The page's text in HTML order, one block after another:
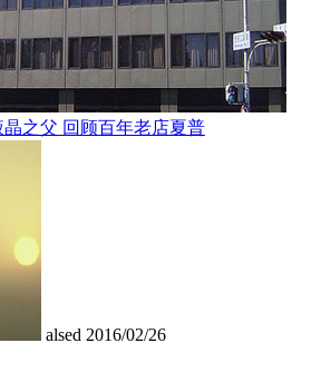
之父 回顾百年老店夏普
alsed 2016/02/26